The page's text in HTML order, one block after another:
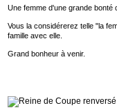
Une femme d'une grande bonté
Vous la considérerez telle "la
famille avec elle.
Grand bonheur à venir.